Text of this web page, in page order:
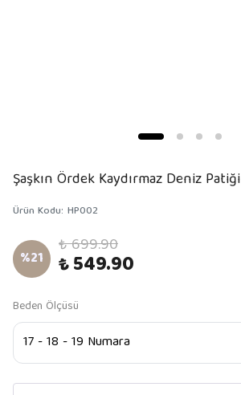
Şaşkın Ördek Kaydırmaz Deniz Patiği
Ürün Kodu: HP002
%21 ₺ 699.90
₺ 549.90
Beden Ölçüsü